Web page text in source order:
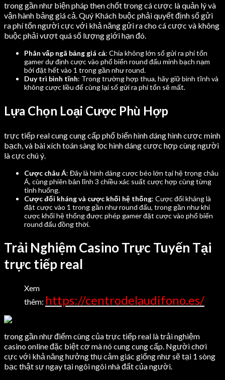
trong gần như biện pháp then chốt trong cá cược là quản lý và
vận hành bảng giá cả. Quý Khách buộc phải quyết định số gửi
ra phí tổn người cực với khả năng gửi ra cho cá cược và không
buộc phải vượt quá số lượng giới hạn đó.
Phân vấp ngã bảng giá cả: Chia không lớn số gửi ra phí tổn
gamer dự định cược vào phổ biến round đấu minh bạch nạm
bởi đặt hết vào 1 trong gần như round.
Duy trì bình tĩnh: Trong trường hợp thua, hãy giữ bình tĩnh và
không cược liều để cùng lại số gửi ra phí tổn sẽ mất.
Lựa Chọn Loại Cược Phù Hợp
trực tiếp real cung cung cấp phổ biến hình dáng hình cược minh
bạch, và bài xích toán sàng lọc hình dáng cược hợp cùng người
là cực chú ý.
Cược châu Á: Đây là hình dáng cược béo lớn tại hệ trọng châu
Á, cùng phiên bản lĩnh 3 chiều xác suất cược hợp cùng từng
tình huống.
Cược đối kháng và cược khối hệ thống: Cược đối kháng là
đặt cược vào 1 trong gần như round đấu, trong gần như khi
cược khối hệ thống được phép gamer đặt cược vào phổ biến
round đấu đồng thời.
Trải Nghiệm Casino Trực Tuyến Tại
trực tiếp real
Xem
thêm: https://centrodelaudifono.es/
trong gần như điểm cùng của trực tiếp real là trải nghiệm
casino online đặc biệt cơ mà nó cung cung cấp. Người chơi
cực với khả năng hưởng thụ cảm giác giống như sẽ tại 1 sòng
bạc thật sự ngay tại ngôi ngôi nhà đất của người.